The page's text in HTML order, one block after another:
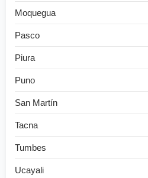
Moquegua
Pasco
Piura
Puno
San Martín
Tacna
Tumbes
Ucayali